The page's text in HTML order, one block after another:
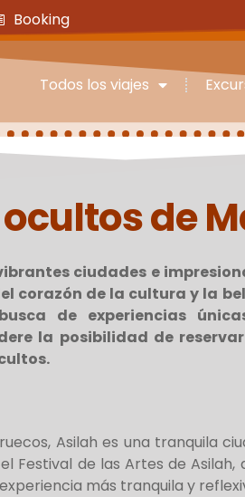
Booking
Todos los viajes
de
ciudades e
corazón de la cultura y la
de experiencias
la posibilidad de reservar
Asilah es una tranquila
Festival de las Artes de
más tranquila y